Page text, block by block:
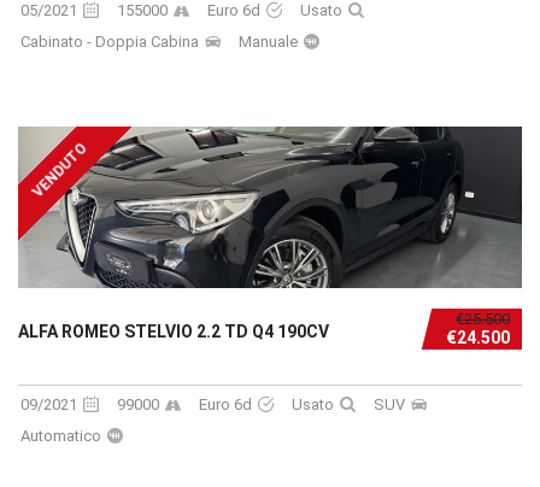
05/2021 155000 Euro 6d
Usato
Cabinato - Doppia Cabina
Manuale
VENDUTO
€25.500
€24.500
ALFA ROMEO STELVIO 2.2 TD Q4 190CV
09/2021 99000 Euro 6d Usato
SUV
Automatico